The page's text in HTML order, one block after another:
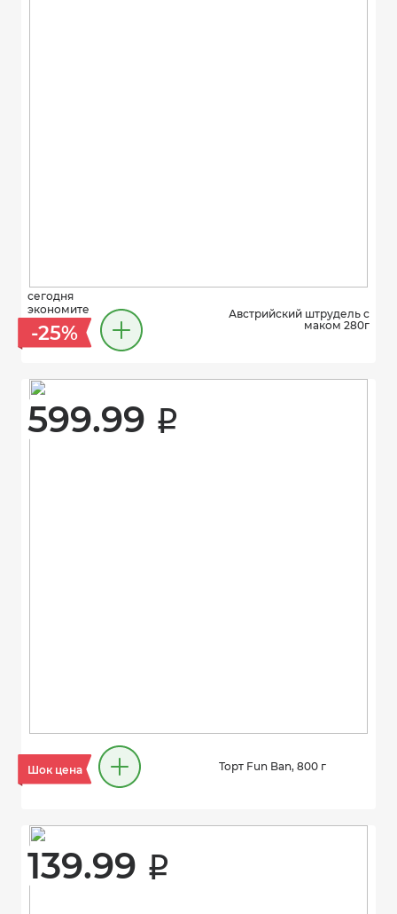
сегодня
экономите
-25%
Австрийский штрудель с
маком 280г
599.99 i
Шок цена Торт Fun Ban, 800 г
139.99 i